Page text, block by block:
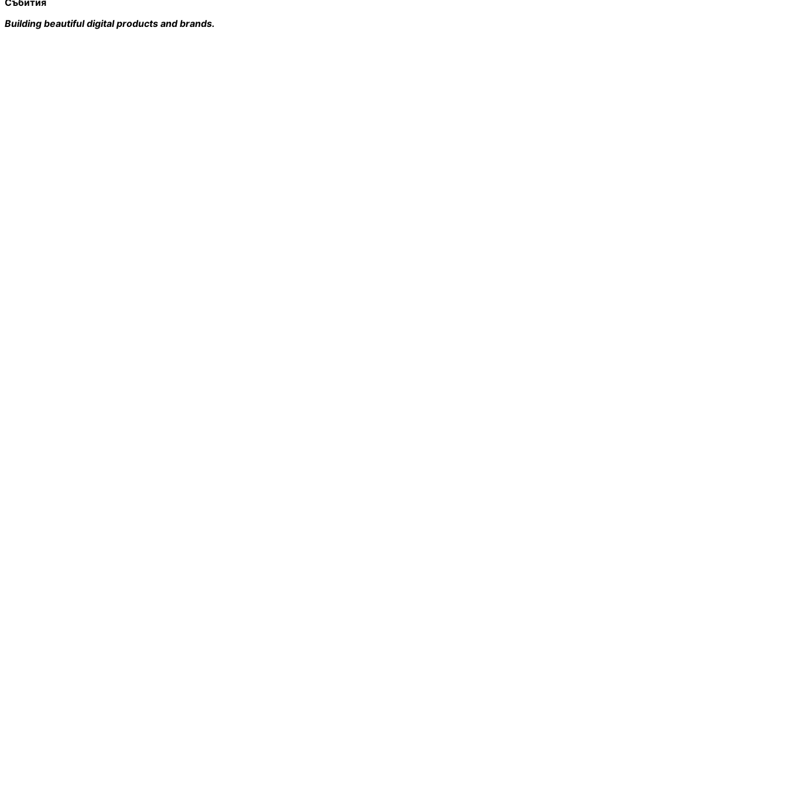
Събития
Building beautiful digital products and brands.